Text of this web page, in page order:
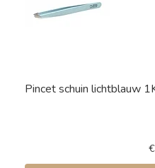
Pincet schuin lichtblauw